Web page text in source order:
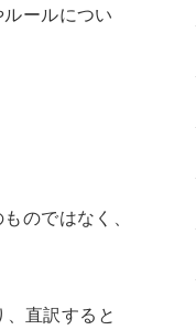
ールについ
のではなく、
直訳すると